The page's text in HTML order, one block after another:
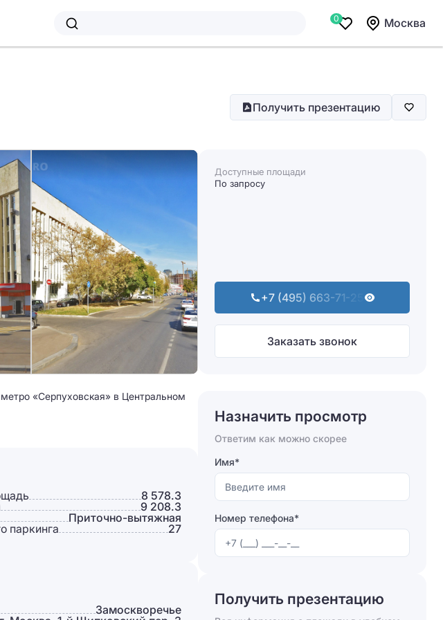
0 Москва
Получить презентацию
Доступные площади
По запросу
+7 (495) 663-71-25
Заказать звонок
«Серпуховская» в Центральном
8 578.3
9 208.3
Приточно-вытяжная
паркинга
27
Замоскворечье
Назначить просмотр
Ответим как можно скорее
Имя*
Номер телефона*
Получить презентацию